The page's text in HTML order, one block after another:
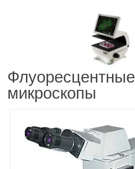
Флуоресцентные
микроскопы